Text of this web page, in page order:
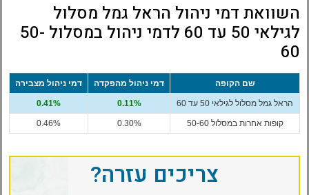
השוואת דמי ניהול הראל גמל מסלול
לגילאי 50 עד 60 לדמי ניהול במסלול 50-
60
שם הקופה דמי ניהול מהפקדה דמי ניהול מצבירה
הראל גמל מסלול לגילאי 50 עד 60 0.11%
0.41%
קופות אחרות במסלול 50-60 0.30%
0.46%
צריכים עזרה?